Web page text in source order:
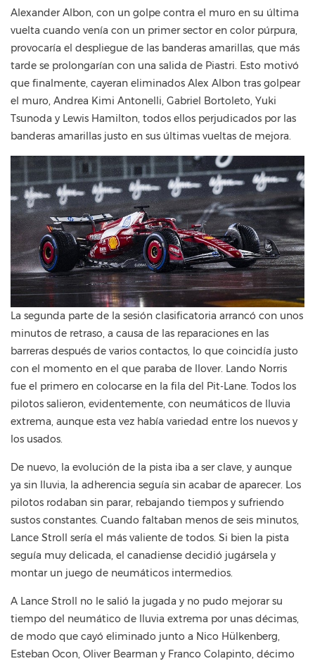
Alexander Albon, con un golpe contra el muro en su última
vuelta cuando venía con un primer sector en color púrpura,
provocaría el despliegue de las banderas amarillas, que más
tarde se prolongarían con una salida de Piastri. Esto motivó
que finalmente, cayeran eliminados Alex Albon tras golpear
el muro, Andrea Kimi Antonelli, Gabriel Bortoleto, Yuki
Tsunoda y Lewis Hamilton, todos ellos perjudicados por las
banderas amarillas justo en sus últimas vueltas de mejora.
La segunda parte de la sesión clasificatoria arrancó con unos
minutos de retraso, a causa de las reparaciones en las
barreras después de varios contactos, lo que coincidía justo
con el momento en el que paraba de llover. Lando Norris
fue el primero en colocarse en la fila del Pit-Lane. Todos los
pilotos salieron, evidentemente, con neumáticos de lluvia
extrema, aunque esta vez había variedad entre los nuevos y
los usados.
De nuevo, la evolución de la pista iba a ser clave, y aunque
ya sin lluvia, la adherencia seguía sin acabar de aparecer. Los
pilotos rodaban sin parar, rebajando tiempos y sufriendo
sustos constantes. Cuando faltaban menos de seis minutos,
Lance Stroll sería el más valiente de todos. Si bien la pista
seguía muy delicada, el canadiense decidió jugársela y
montar un juego de neumáticos intermedios.
A Lance Stroll no le salió la jugada y no pudo mejorar su
tiempo del neumático de lluvia extrema por unas décimas,
de modo que cayó eliminado junto a Nico Hülkenberg,
Esteban Ocon, Oliver Bearman y Franco Colapinto, décimo